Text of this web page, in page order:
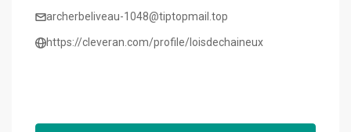
archerbeliveau-1048@tiptopmail.top
https://cleveran.com/profile/loisdechaineux